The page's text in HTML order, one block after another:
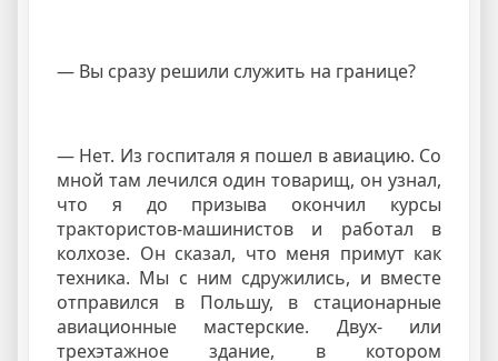
— Вы сразу решили служить на границе?
— Нет. Из госпиталя я пошел в авиацию. Со
мной там лечился один товарищ, он узнал,
что я до призыва окончил курсы
трактористов-машинистов и работал в
колхозе. Он сказал, что меня примут как
техника. Мы с ним сдружились, и вместе
отправился в Польшу, в стационарные
авиационные мастерские. Двух- или
трехэтажное здание, в котором